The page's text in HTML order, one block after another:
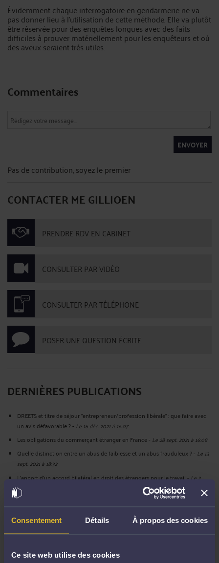
Consentement Détails À propos des cookies
Ce site web utilise des cookies
Évidemment chaque interrogatoire en gendarmerie ne va
pas donner lieu à l’utilisation de cette méthode. Elle va plutôt
être réservée pour des enquêtes longues avec des faits
difficiles à prouver matériellement pour les enquêteurs et où
des aveux seraient très utiles.
Commentaires
ENVOYER
Pas de contribution, soyez le premier
CONTACTER ME GILLIOEN
PRENDRE RDV EN CABINET
CONSULTER PAR VIDÉO
CONSULTER PAR TÉLÉPHONE
POSER UNE QUESTION ÉCRITE
DERNIÈRES PUBLICATIONS
DREETS et titre de séjour "entrepreneur/profession libérale" : que faire avec
un avis défavorable ?- Le 16 déc. 2021 à 16:07
Les obligations du commerçant étranger en France- Le 28 sept. 2021 à 16:08
Quelle distinction entre un abus de faiblesse et un abus frauduleux ?- Le 13
sept. 2021 à 18:32
L'apport d'un accord bilatéral en droit des étrangers pour le travail-Le 2
sept. 2021 à 16:54
La diffamation en ligne au cours d'une enquête préliminaire ou une
Attaquer la Préfecture devant le Tribunal administratif en responsabilité par
un étranger-Le 26 juil. 2021 à 17:28